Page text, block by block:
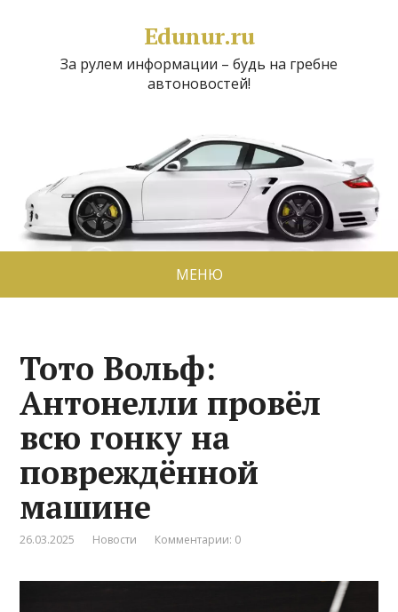
Edunur.ru
За рулем информации – будь на гребне
автоновостей!
МЕНЮ
Тото Вольф:
Антонелли провёл
всю гонку на
повреждённой
машине
26.03.2025 Новости Комментарии: 0